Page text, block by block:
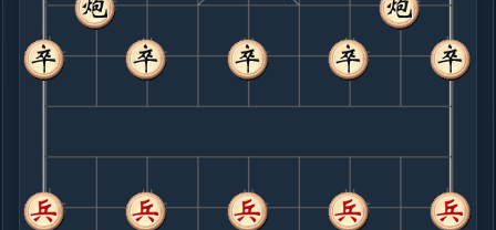
.....车８进８
6. 仕四进五
红+12
马八进七
.....马７进８
红+5
7. 马八进七
红+15
8. 炮八进六
黑+3
兵七进一
.....象３进５
黑+3
车１进２
9. 车九平八
黑+36
相七进五